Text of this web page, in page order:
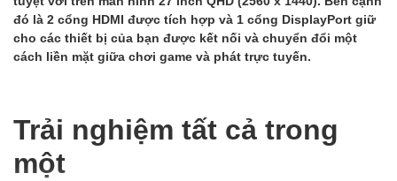
đó là 2 cổng HDMI được tích hợp và 1 cổng DisplayPort giữ
cho các thiết bị của bạn được kết nối và chuyển đổi một
cách liền mặt giữa chơi game và phát trực tuyến.
Trải nghiệm tất cả trong
một